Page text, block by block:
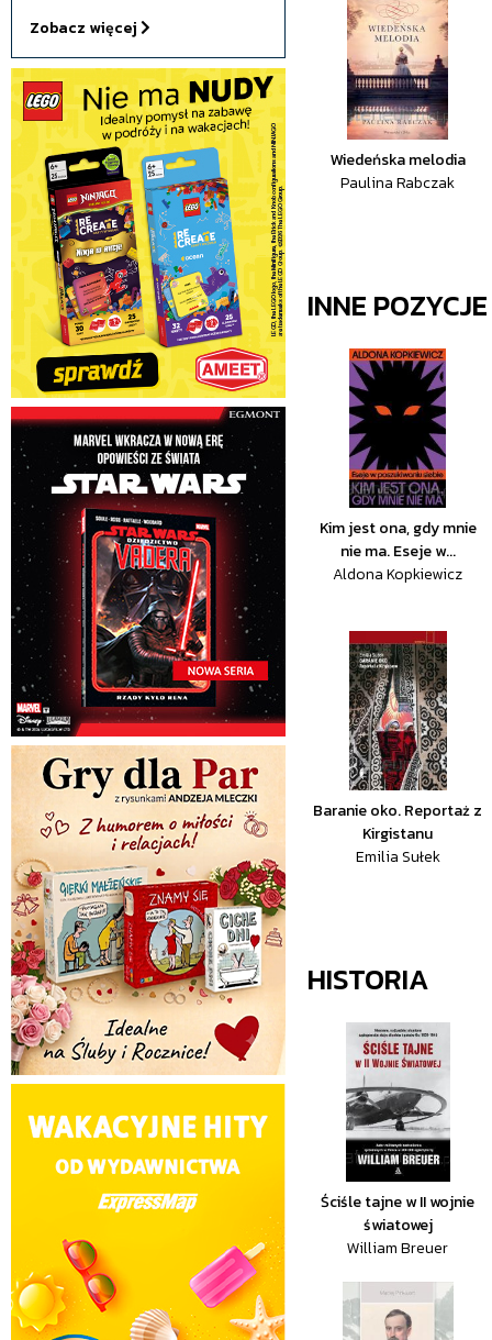
Zobacz więcej
Wiedeńska melodia
Paulina Rabczak
INNE
Kim jest ona, gdy mnie
nie ma. Eseje w...
Aldona Kopkiewicz
Baranie oko. Reportaż z
Kirgistanu
Emilia Sułek
HISTORIA
Ściśle tajne w II wojnie
światowej
William Breuer